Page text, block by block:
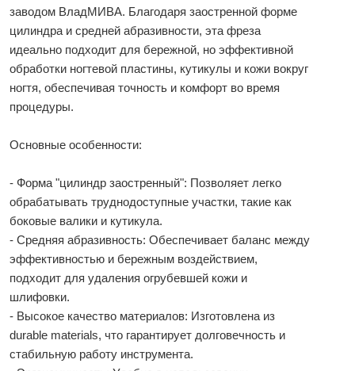
заводом ВладМИВА. Благодаря заостренной форме
цилиндра и средней абразивности, эта фреза
идеально подходит для бережной, но эффективной
обработки ногтевой пластины, кутикулы и кожи вокруг
ногтя, обеспечивая точность и комфорт во время
процедуры.
Основные особенности:
- Форма "цилиндр заостренный": Позволяет легко
обрабатывать труднодоступные участки, такие как
боковые валики и кутикула.
- Средняя абразивность: Обеспечивает баланс между
эффективностью и бережным воздействием,
подходит для удаления огрубевшей кожи и
шлифовки.
- Высокое качество материалов: Изготовлена из
durable materials, что гарантирует долговечность и
стабильную работу инструмента.